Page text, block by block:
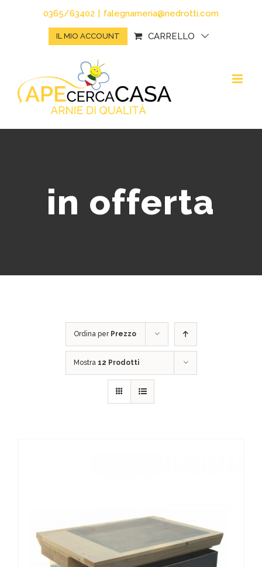
0365/63402 | falegnameria@nedrotti.com
IL MIO ACCOUNT CARRELLO
in offerta
Ordina per Prezzo
Mostra 12 Prodotti